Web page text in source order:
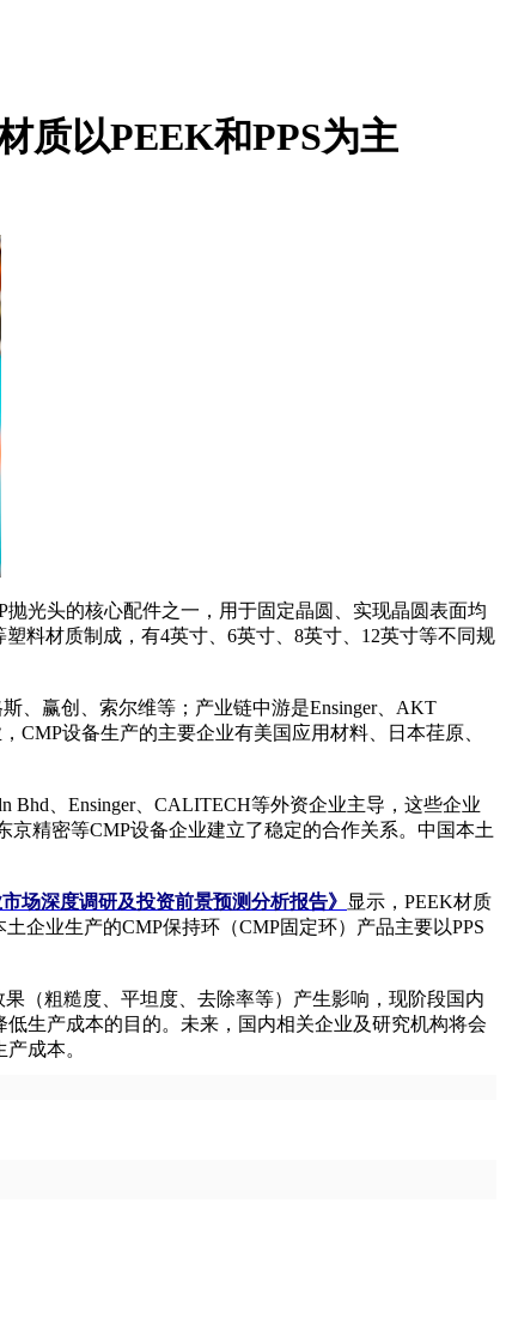
质以PEEK和PPS为主
光头的核心配件之一，用于固定晶圆、实现晶圆表面均
料材质制成，有4英寸、6英寸、8英寸、12英寸等不同规
赢创、索尔维等；产业链中游是Ensinger、AKT
CMP设备生产的主要企业有美国应用材料、日本荏原、
、Ensinger、CALITECH等外资企业主导，这些企业
精密等CMP设备企业建立了稳定的合作关系。中国本土
场深度调研及投资前景预测分析报告》 显示，PEEK材质
企业生产的CMP保持环（CMP固定环）产品主要以PPS
（粗糙度、平坦度、去除率等）产生影响，现阶段国内
生产成本的目的。未来，国内相关企业及研究机构将会
成本。